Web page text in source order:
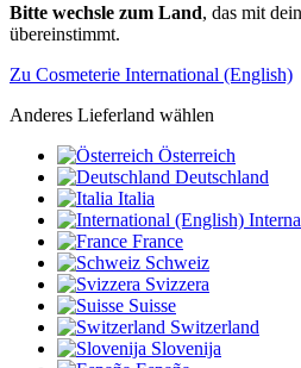
Bitte wechsle zum Land, das mit
übereinstimmt.
Zu Cosmeterie International (English)
Anderes Lieferland wählen
Österreich
Deutschland
Italia
France
Schweiz
Svizzera
Suisse
Switzerland
Slovenija